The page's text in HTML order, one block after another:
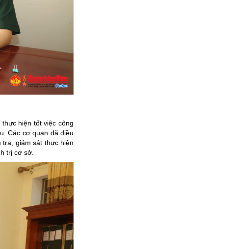
hiện tốt việc công
Các cơ quan đã điều
giám sát thực hiện
trị cơ sở.